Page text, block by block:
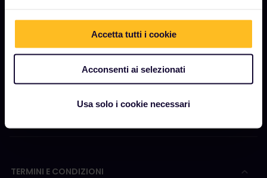
Accetta tutti i cookie
Acconsenti ai selezionati
Usa solo i cookie necessari
Come utilizzare il Pass
Rivista
Turismo sostenibile
TERMINI E CONDIZIONI